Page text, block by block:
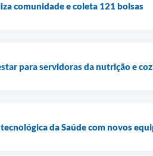
comunidade e coleta 121 bolsas
para servidoras da nutrição e
da Saúde com novos